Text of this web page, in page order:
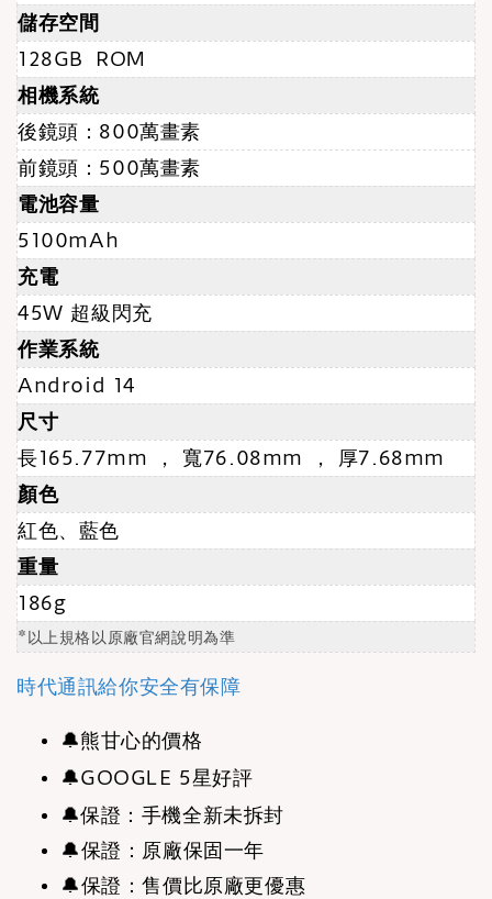
儲存空間
128GB ROM
相機系統
後鏡頭：800萬畫素
前鏡頭：500萬畫素
電池容量
5100mAh
充電
45W 超級閃充
作業系統
Android 14
尺寸
長165.77mm ， 寬76.08mm ， 厚7.68mm
顏色
紅色、藍色
重量
186g
*以上規格以原廠官網說明為準
時代通訊給你安全有保障
🔔熊甘心的價格
🔔GOOGLE 5星好評
🔔保證：手機全新未拆封
🔔保證：原廠保固一年
🔔保證：售價比原廠更優惠